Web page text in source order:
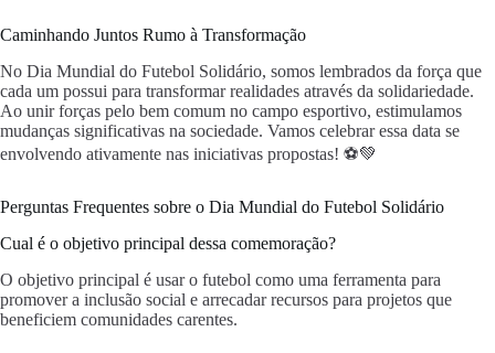
Caminhando Juntos Rumo à Transformação
No Dia Mundial do Futebol Solidário, somos lembrados da força que
cada um possui para transformar realidades através da solidariedade.
Ao unir forças pelo bem comum no campo esportivo, estimulamos
mudanças significativas na sociedade. Vamos celebrar essa data se
envolvendo ativamente nas iniciativas propostas! ⚽💚
Perguntas Frequentes sobre o Dia Mundial do Futebol Solidário
Cual é o objetivo principal dessa comemoração?
O objetivo principal é usar o futebol como uma ferramenta para
promover a inclusão social e arrecadar recursos para projetos que
beneficiem comunidades carentes.